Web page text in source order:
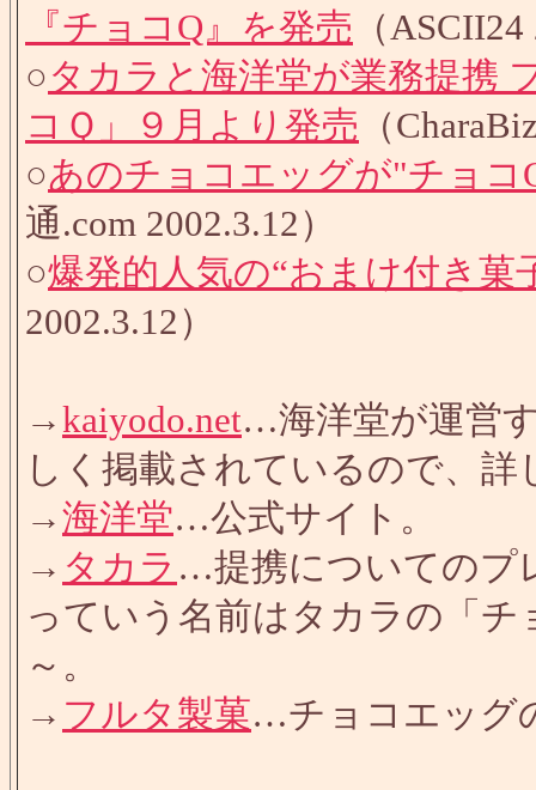
『チョコQ』を発売 （
○タカラと海洋堂が業務提携
コＱ」９月より発売 （
○あのチョコエッグが"チョ
通.com 2002.3.12）
○爆発的人気の“おまけ付き菓
2002.3.12）
→kaiyodo.net…海洋堂が運営
しく掲載されているので、
→海洋堂…公式サイト。
→ タカラ …提携についてのプ
っていう名前はタカラの「
～。
→ フルタ製菓…チョコエッグ